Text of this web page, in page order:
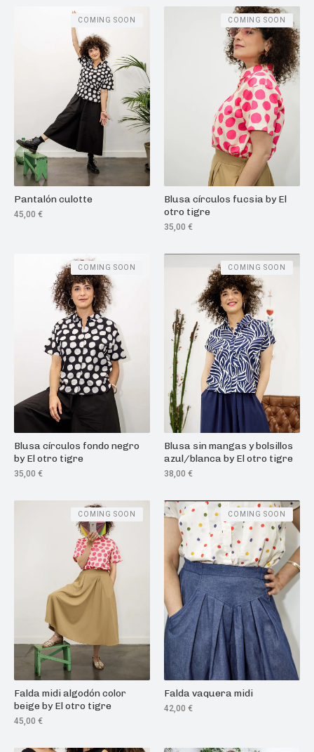
Pantalón culotte
45,00 €
COMING SOON
Blusa círculos fucsia by El
otro tigre
35,00 €
COMING SOON
Blusa círculos fondo negro
by El otro tigre
35,00 €
COMING SOON
Blusa sin mangas y bolsillos
azul/blanca by El otro tigre
38,00 €
COMING SOON
Falda midi algodón color
beige by El otro tigre
45,00 €
COMING SOON
Falda vaquera midi
42,00 €
COMING SOON